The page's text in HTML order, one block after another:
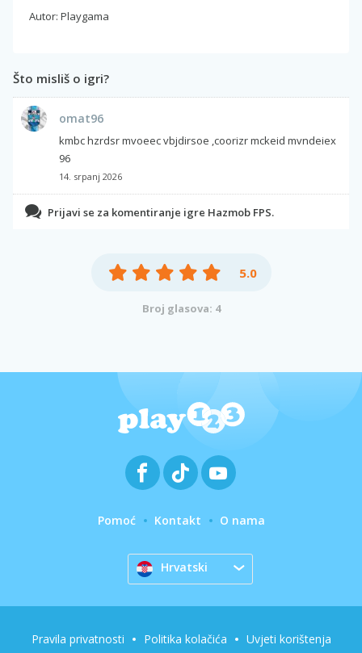
Autor: Playgama
Što misliš o igri?
omat96
kmbc hzrdsr mvoeec vbjdirsoe ,coorizr mckeid mvndeiex
96
14. srpanj 2026
Prijavi se za komentiranje igre Hazmob FPS.
5.0
Broj glasova: 4
Pomoć Kontakt O nama
Hrvatski
Pravila privatnosti Politika kolačića Uvjeti korištenja